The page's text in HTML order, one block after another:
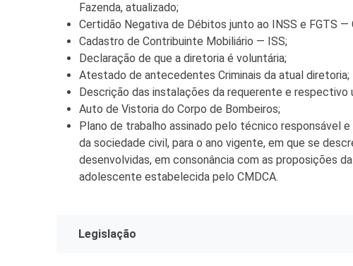
Fazenda, atualizado;
Certidão Negativa de Débitos junto ao INSS e FGTS —
Cadastro de Contribuinte Mobiliário — ISS;
Declaração de que a diretoria é voluntária;
Atestado de antecedentes Criminais da atual diretoria;
Descrição das instalações da requerente e respectivo
Auto de Vistoria do Corpo de Bombeiros;
Plano de trabalho assinado pelo técnico responsável
da sociedade civil, para o ano vigente, em que se
desenvolvidas, em consonância com as proposições
adolescente estabelecida pelo CMDCA.
Legislação